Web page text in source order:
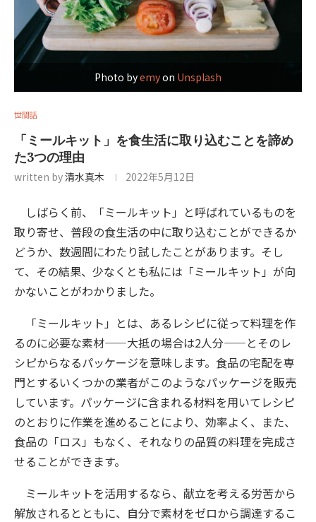
Photo byemyon Unsplash
世間話
「ミールキット」を食生活に取り込むことを諦め
た3つの理由
written by清水真木 2022年5月12日
しばらく前、「ミールキット」と呼ばれているものを
取り寄せ、普段の食生活の中に取り込むことができるか
どうか、数週間にわたり試したことがあります。そし
て、その結果、少なくとも私には「ミールキット」が向
かないことがわかりました。
「ミールキット」とは、あるレシピに従って料理を作
るのに必要な素材——大抵の場合は2人分——とそのレ
シピからなるパッケージを意味します。食品の宅配を専
門とするいくつかの業者がこのようなパッケージを販売
しています。パッケージに含まれる材料を用いてレシピ
のとおりに作業を進めることにより、効率よく、また、
食品の「ロス」もなく、それなりの品質の料理を完成さ
せることができます。
ミールキットを活用するなら、献立を考える労苦から
解放されるとともに、自分で素材をゼロから調達するこ